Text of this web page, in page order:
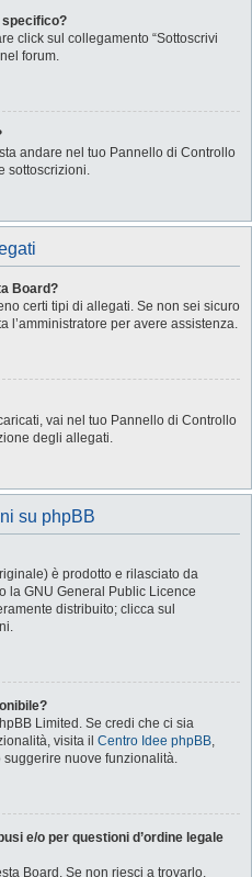
click sul collegamento “Sottoscrivi
forum.
andare nel tuo Pannello di Controllo
sottoscrizioni.
Board?
certi tipi di allegati. Se non sei sicuro
l’amministratore per avere assistenza.
vai nel tuo Pannello di Controllo
degli allegati.
su phpBB
è prodotto e rilasciato da
la GNU General Public Licence
distribuito; clicca sul
Limited. Se credi che ci sia
visita il Centro Idee phpBB,
nuove funzionalità.
e/o per questioni d’ordine legale
Board. Se non riesci a trovarlo,